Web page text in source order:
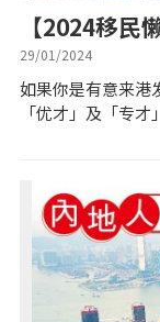
按市新闻
统计数据库
按揭智库
楼按专栏
【2024移民
才、专才计
服务方法
29/01/2024
如果你是有意来港
「优才」及「专